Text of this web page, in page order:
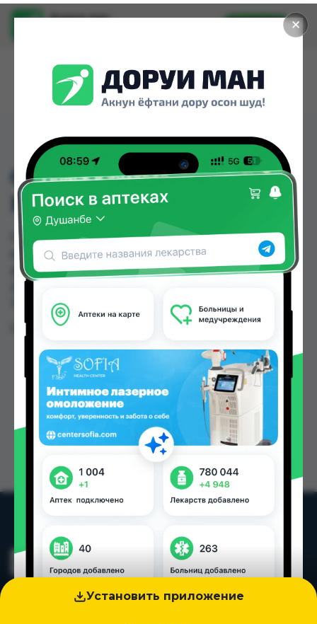
✕
Установить приложение
Доруи ман
Установить
GARNIER COLOR КРЕМ
КРАСКА 2,0
GARNIER COLOR КРЕМ КРАСКА 2,0 можно
купить или заказать в аптеках, Ватан №2, Дору
фарм №7, Нишон №1 по цене от 25.00 TJS до
Таджикистана
Цена: от25.00 TJS